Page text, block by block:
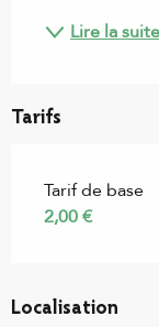
Lire la suite
Tarifs
Tarif de base
2,00 €
Localisation